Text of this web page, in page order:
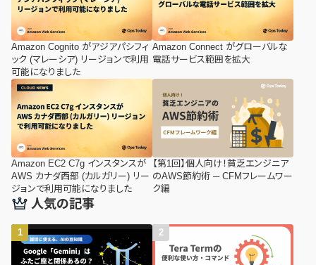
Amazon Cognito がアジアパシフィ
ック (マレーシア) リージョンで利用
可能になりました
Amazon Connect がグローバルな
電話サービス範囲を拡大
Amazon EC2 C7g インスタンスが
AWS カナダ西部 (カルガリー) リー
ジョンで利用可能になりました
【第1回】個人向け！貧乏エンジニア
のAWS節約術 ─ CFMフレームワー
ク編
人気の記事